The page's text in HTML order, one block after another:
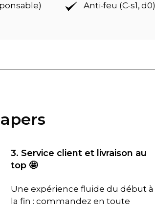
Anti-feu (C-s1, d0)
3. Service client et livraison au
top 🤩
Une expérience fluide du début à
la fin : commandez en toute